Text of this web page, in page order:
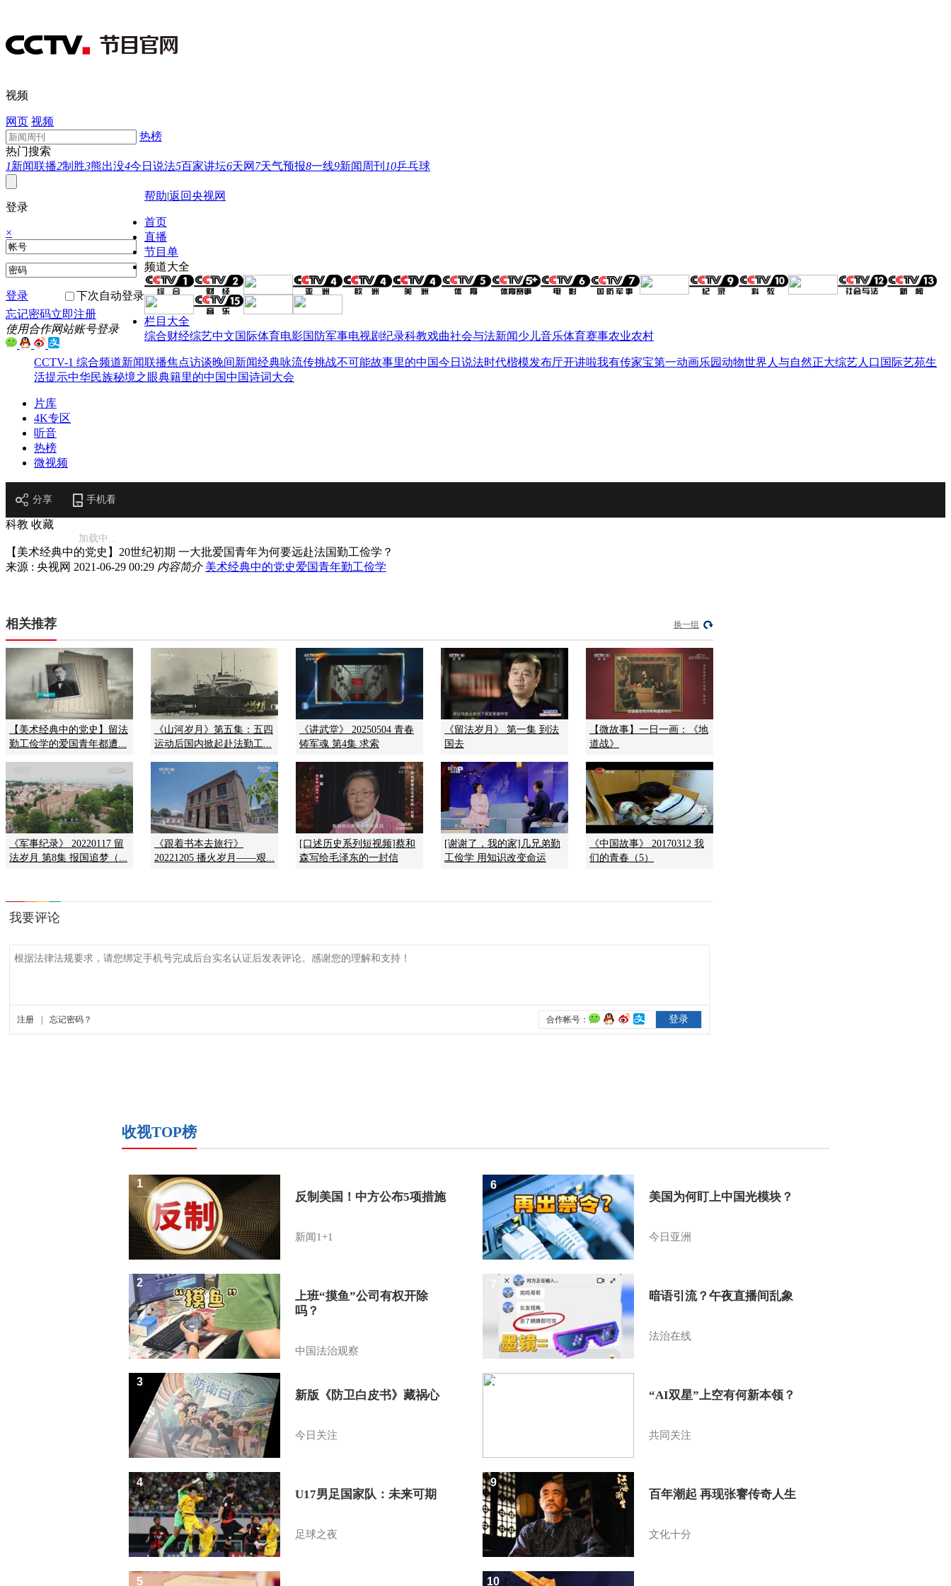
视频
网页 视频
热榜
热门搜索
1新闻联播2制胜3熊出没4今日说法5百家讲坛6天网 7天气预报8一线9新闻周刊 10乒乓球
登录
×
登录
下次自动登录
忘记密码立即注册
使用合作网站账号登录
帮助|返回央视网
首页
直播
节目单
频道大全
栏目大全
综合财经综艺中文国际体育电影国防军事电视剧纪录科教戏曲社会与法新闻少儿音乐体育赛事农业农村
CCTV-1 综合频道新闻联播焦点访谈晚间新闻经典咏流传挑战不可能故事里的中国今日说法时代楷模发布厅开讲啦我有传家宝第一动画乐园动物世界 人与自然正大综艺人口 国际艺苑生
活提示中华民族秘境之眼典籍里的中国中国诗词大会
片库
4K专区
听音
热榜
微视频
分享 手机看
科教 收藏
加载中...
【美术经典中的党史】20世纪初期 一大批爱国青年为何要远赴法国勤工俭学？
来源 : 央视网 2021-06-29 00:29 内容简介 美术经典中的党史爱国青年勤工俭学
相关推荐 换一组
【美术经典中的党史】留法
勤工俭学的爱国青年都遭...
《山河岁月》第五集：五四
运动后国内掀起赴法勤工...
《讲武堂》 20250504 青春
铸军魂 第4集 求索
《留法岁月》 第一集 到法
国去
【微故事】一日一画：《地
道战》
《军事纪录》 20220117 留
法岁月 第8集 报国追梦（...
《跟着书本去旅行》
20221205 播火岁月——艰...
[口述历史系列短视频]蔡和
森写给毛泽东的一封信
[谢谢了，我的家]几兄弟勤
工俭学 用知识改变命运
《中国故事》 20170312 我
们的青春（5）
收视TOP榜
反制美国！中方公布5项措施
新闻1+1
1
上班“摸鱼”公司有权开除
吗？
中国法治观察
2
新版《防卫白皮书》藏祸心
今日关注
3
U17男足国家队：未来可期
足球之夜
4
5
美国为何盯上中国光模块？
今日亚洲
6
暗语引流？午夜直播间乱象
法治在线
“AI双星”上空有何新本领？
共同关注
8
百年潮起 再现张謇传奇人生
文化十分
9
10